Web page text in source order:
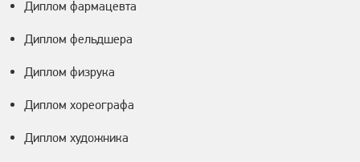
Диплом фармацевта
Диплом фельдшера
Диплом физрука
Диплом хореографа
Диплом художника